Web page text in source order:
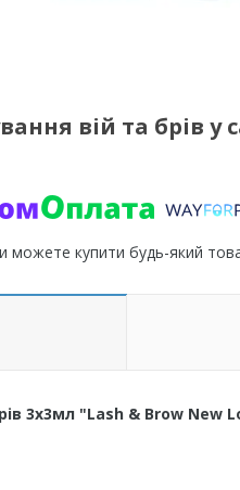
вій та брів
можете купити будь-який
3х3мл "Lash & Brow New